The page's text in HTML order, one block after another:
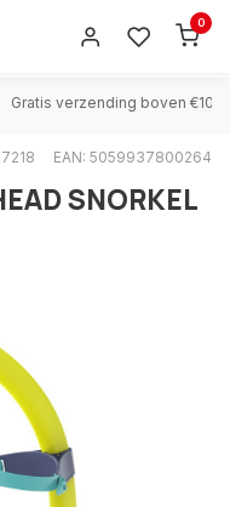
0
Gratis verzending boven €100
EAN: 5059937800264
SNORKEL